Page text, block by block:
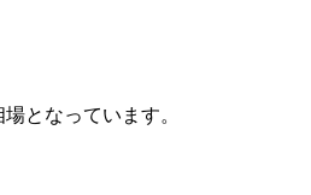
となっています。